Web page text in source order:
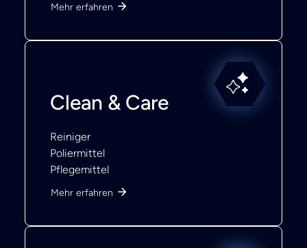
Mehr erfahren
Clean & Care
Reiniger
Poliermittel
Pflegemittel
Mehr erfahren